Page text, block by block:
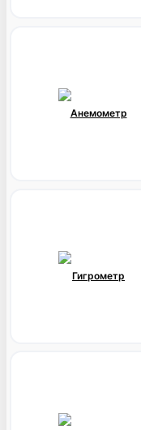
Анемометр
Гигрометр